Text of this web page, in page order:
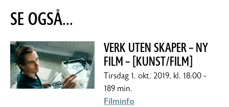
SE OGSÅ...
VERK UTEN SKAPER – NY
FILM – [KUNST/FILM]
189 min.
Filminfo